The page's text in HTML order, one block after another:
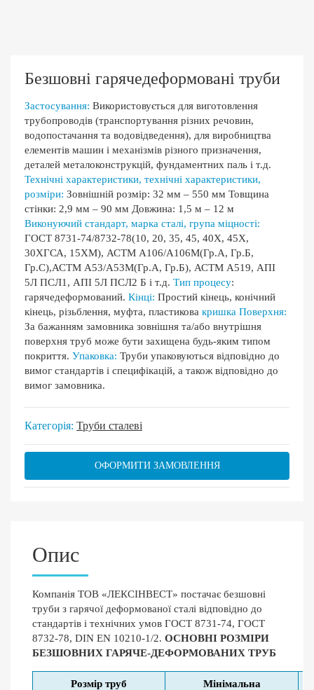
Безшовні гарячедеформовані труби
Застосування: Використовується для виготовлення
трубопроводів (транспортування різних речовин,
водопостачання та водовідведення), для виробництва
елементів машин і механізмів різного призначення,
деталей металоконструкцій, фундаментних паль і т.д.
Технічні характеристики, технічні характеристики,
розміри: Зовнішній розмір: 32 мм – 550 мм Товщина
стінки: 2,9 мм – 90 мм Довжина: 1,5 м – 12 м
Виконуючий стандарт, марка сталі, група міцності:
ГОСТ 8731-74/8732-78(10, 20, 35, 45, 40Х, 45Х,
30ХГСА, 15ХМ), АСТМ А106/А106М(Гр.А, Гр.Б,
Гр.С),АСТМ А53/А53М(Гр.А, Гр.Б), АСТМ А519, АПІ
5Л ПСЛ1, АПІ 5Л ПСЛ2 Б і т.д. Тип процесу:
гарячедеформований. Кінці: Простий кінець, конічний
кінець, різьблення, муфта, пластикова кришка Поверхня:
За бажанням замовника зовнішня та/або внутрішня
поверхня труб може бути захищена будь-яким типом
покриття. Упаковка: Труби упаковуються відповідно до
вимог стандартів і специфікацій, а також відповідно до
вимог замовника.
Категорія: Труби сталеві
ОФОРМИТИ ЗАМОВЛЕННЯ
Опис
Компанія ТОВ «ЛЕКСІНВЕСТ» постачає безшовні
труби з гарячої деформованої сталі відповідно до
стандартів і технічних умов ГОСТ 8731-74, ГОСТ
8732-78, DIN EN 10210-1/2. ОСНОВНІ РОЗМІРИ
БЕЗШОВНИХ ГАРЯЧЕ-ДЕФОРМОВАНИХ ТРУБ
Розмір труб Мінімальна